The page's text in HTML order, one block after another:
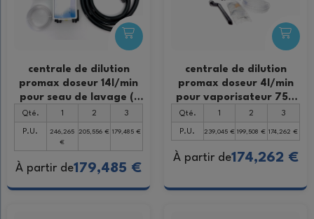
centrale de dilution
promax doseur 14l/min
pour seau de lavage (1
Qté. 1 2 3
P.U.
246,265
€
205,556 € 179,485 €
À partir de179,485 €
centrale de dilution
promax doseur 4l/min
pour vaporisateur 750
ml (1 u)
Qté. 1 2 3
P.U. 239,045 € 199,508 € 174,262 €
À partir de174,262 €